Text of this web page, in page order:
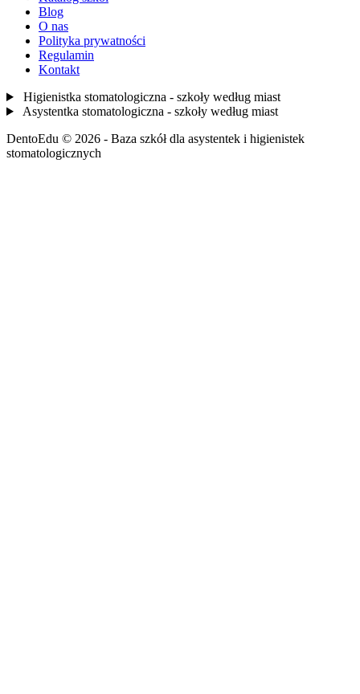
Blog
O nas
Polityka prywatności
Regulamin
Kontakt
Higienistka stomatologiczna - szkoły według miast
Asystentka stomatologiczna - szkoły według miast
DentoEdu © 2026 - Baza szkół dla asystentek i higienistek
stomatologicznych